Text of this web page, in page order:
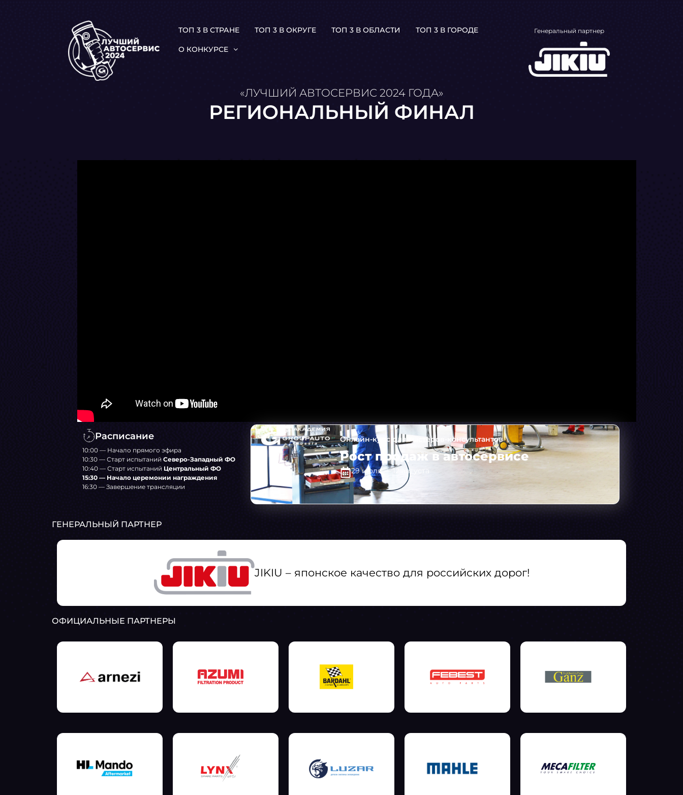
ТОП 3 В СТРАНЕ ТОП 3 В ОКРУГЕ ТОП 3 В ОБЛАСТИ ТОП 3 В ГОРОДЕ
О КОНКУРСЕ
Генеральный партнер
«ЛУЧШИЙ АВТОСЕРВИС 2024 ГОДА»
РЕГИОНАЛЬНЫЙ ФИНАЛ
Расписание
10:00 — Начало прямого эфира
10:30 — Старт испытаний Северо-Западный ФО
10:40 — Старт испытаний Центральный ФО
15:30 — Начало церемонии награждения
16:30 — Завершение трансляции
Онлайн-курс для мастеров-консультантов
Рост продаж в автосервисе
29 июля — 12 августа
ГЕНЕРАЛЬНЫЙ ПАРТНЕР
JIKIU – японское качество для российских дорог!
ОФИЦИАЛЬНЫЕ ПАРТНЕРЫ